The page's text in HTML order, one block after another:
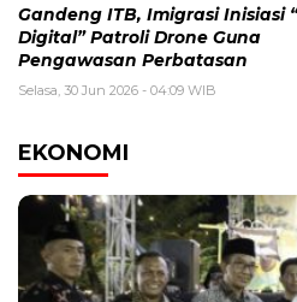
Gandeng ITB, Imigrasi Inisiasi
Digital” Patroli Drone Guna
Pengawasan Perbatasan
Selasa, 30 Jun 2026 - 04:09 WIB
EKONOMI